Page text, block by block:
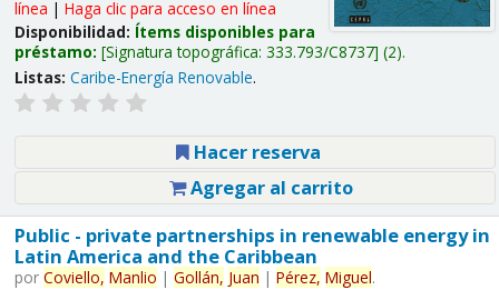
línea | Haga clic para acceso en línea
Disponibilidad: Ítems disponibles para
préstamo: Signatura topográfica: 333.793/C8737 (2).
Listas: Caribe-Energía Renovable.
Hacer reserva
Agregar al carrito
Public - private partnerships in renewable energy in
Latin America and the Caribbean
por Coviello, Manlio | Gollán, Juan | Pérez, Miguel.